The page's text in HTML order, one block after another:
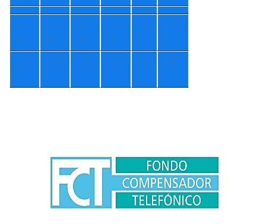
+1
6°
+1
5°
+1
4°
+1
3°
+9
°
+11
°
+6° +5° +4° +4° +8
°
+8°